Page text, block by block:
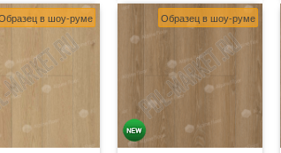
в шоу-руме Образец в шоу-руме